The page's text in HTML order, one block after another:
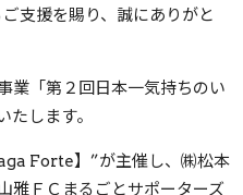
支援を賜り、誠にありがと
業「第２回日本一気持ちのい
します。
Forte】”が主催し、㈱松本
雅ＦＣまるごとサポーターズ